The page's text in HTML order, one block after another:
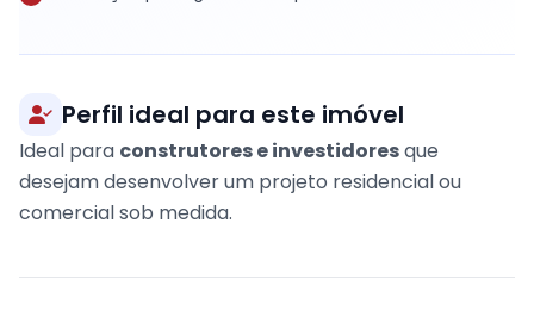
Perfil ideal para este imóvel
Ideal para construtores e investidoresque
desejam desenvolver um projeto residencial ou
comercial sob medida.